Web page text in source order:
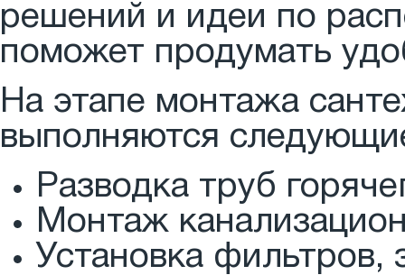
решений и идеи по
поможет продумать
На этапе монтажа
выполняются
Разводка труб
Монтаж
Установка фильтров,